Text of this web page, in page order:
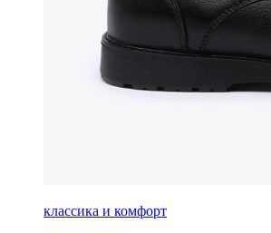
классика и комфорт